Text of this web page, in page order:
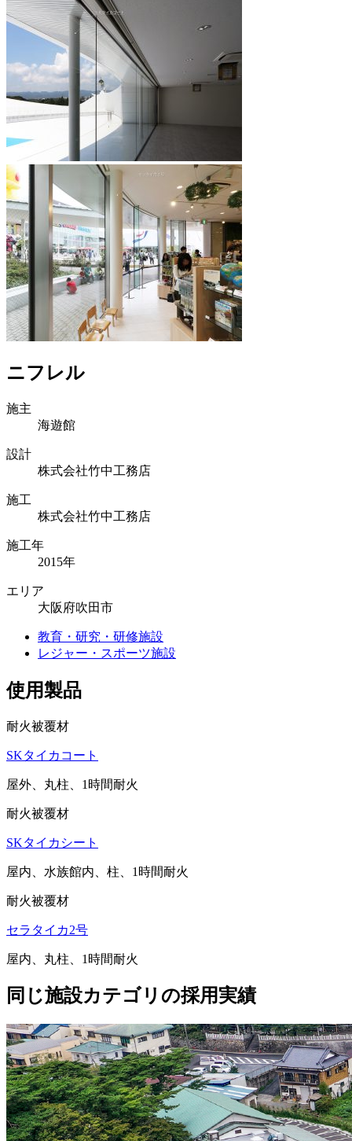
ニフレル
施主
海遊館
設計
株式会社竹中工務店
施工
株式会社竹中工務店
施工年
2015年
エリア
大阪府吹田市
教育・研究・研修施設
レジャー・スポーツ施設
使用製品
耐火被覆材
SKタイカコート
屋外、丸柱、1時間耐火
耐火被覆材
SKタイカシート
屋内、水族館内、柱、1時間耐火
耐火被覆材
セラタイカ2号
屋内、丸柱、1時間耐火
同じ施設カテゴリの採用実績